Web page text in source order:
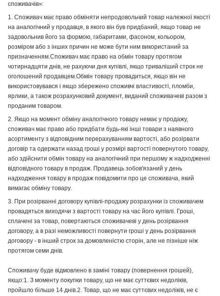
споживачів»:
1. Споживач має право обміняти непродовольчий товар належної якості
на аналогічний у продавця, в якого він був придбаний, якщо товар не
задовольнив його за формою, габаритами, фасоном, кольором,
розміром або з інших причин не може бути ним використаний за
призначенням.Споживач має право на обмін товару протягом
чотирнадцяти днів, не рахуючи дня купівлі, якщо триваліший строк не
оголошений продавцем.Обмін товару провадиться, якщо він не
використовувався і якщо збережено споживчі властивості, пломби,
ярлики, а також розрахунковий документ, виданий споживачеві разом з
проданим товаром.
2. Якщо на момент обміну аналогічного товару немає у продажу,
споживач має право або придбати будь-які інші товари з наявного
асортименту з відповідним перерахуванням вартості, або розірвати
договір та одержати назад гроші у розмірі вартості повернутого товару,
або здійснити обмін товару на аналогічний при першому ж надходженні
відповідного товару в продаж. Продавець зобов'язаний у день
надходження товару в продаж повідомити про це споживача, який
вимагає обміну товару.
3. При розірванні договору купівлі-продажу розрахунки із споживачем
провадяться виходячи з вартості товару на час його купівлі. Гроші,
сплачені за товар, повертаються споживачеві у день розірвання
договору, а в разі неможливості повернути гроші у день розірвання
договору - в інший строк за домовленістю сторін, але не пізніше ніж
протягом семи днів.
Споживачу буде відмовлено в заміні товару (повернення грошей),
якщо:1. З моменту покупки товару, що не має суттєвих недоліків,
пройшло більше 14 днів.2. Товар, що не має суттєвих недоліків, не є